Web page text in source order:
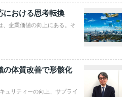
における思考転換
、企業価値の向上にある。そ
の体質改善で形骸化
ュリティーの向上、サプライ